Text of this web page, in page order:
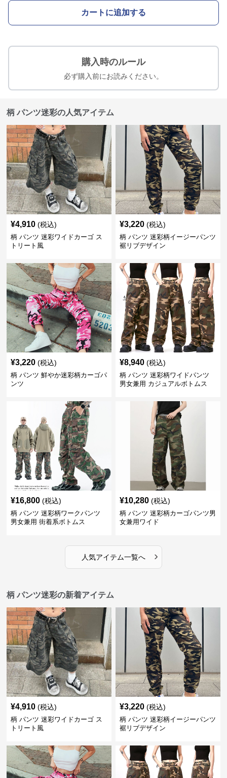
カートに追加する
購入時のルール
必ず購入前にお読みください。
柄 パンツ迷彩の人気アイテム
¥4,910 (税込)
柄 パンツ 迷彩ワイドカーゴ ス
トリート風
¥3,220 (税込)
柄 パンツ 迷彩柄イージーパンツ
裾リブデザイン
¥3,220 (税込)
柄 パンツ 鮮やか迷彩柄カーゴパ
ンツ
¥8,940 (税込)
柄 パンツ 迷彩柄ワイドパンツ
男女兼用 カジュアルボトムス
¥16,800 (税込)
柄 パンツ 迷彩柄ワークパンツ
男女兼用 街着系ボトムス
¥10,280 (税込)
柄 パンツ 迷彩柄カーゴパンツ男
女兼用ワイド
人気アイテム一覧へ ›
柄 パンツ迷彩の新着アイテム
¥4,910 (税込)
柄 パンツ 迷彩ワイドカーゴ ス
トリート風
¥3,220 (税込)
柄 パンツ 迷彩柄イージーパンツ
裾リブデザイン